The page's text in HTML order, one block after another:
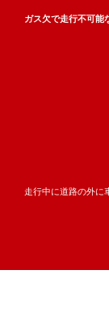
ガス欠で走行不可能
走行中に道路の外に